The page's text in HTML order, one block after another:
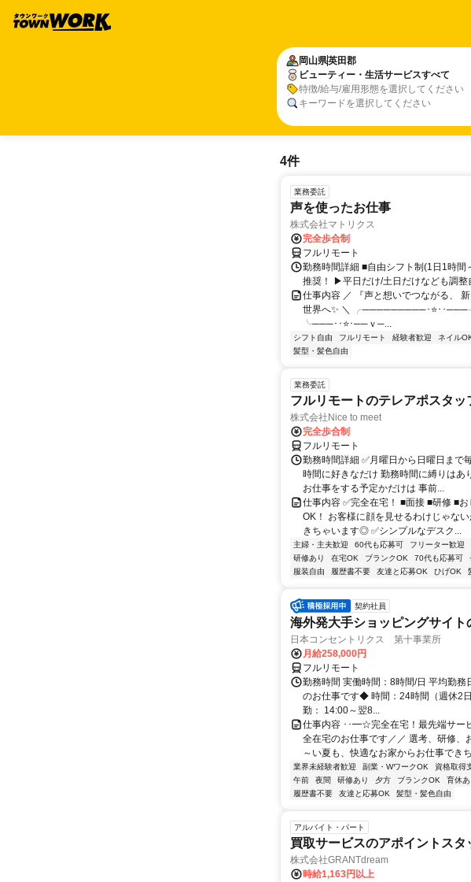
岡山県英田郡
ビューティー・生活サービスすべて
特徴/給与/雇用形態を選択してください
キーワードを選択してください
4件
業務委託
声を使ったお仕事
株式会社マトリクス
完全歩合制
フルリモート
勤務時間詳細 ■自由シフト制(1日1時
推奨！ ▶平日だけ/土日だけなども調
仕事内容 ／ 『声と想いでつながる、
世界へ✨ ＼ ╭─────────･⭐･･───╮
╰───･･⭐･──ｖ─...
シフト自由 フルリモート 経験者歓迎 ネイル
髪型・髪色自由
業務委託
フルリモートのテレアポスタッ
株式会社Nice to meet
完全歩合制
フルリモート
勤務時間詳細 ✅月曜日から日曜日まで
時間に好きなだけ 勤務時間に縛りはあ
お仕事をする予定かだけは 事前...
仕事内容 ✅完全在宅！ ■面接 ■研修 ■
OK！ お客様に顔を見せるわけじゃな
きちゃいます◎ ✅シンプルなデスク...
主婦・主夫歓迎 60代も応募可 フリーター歓迎
研修あり
在宅OK ブランクOK 70代も応募可
服装自由
履歴書不要 友達と応募OK ひげOK
契約社員
海外発大手ショッピングサイト
日本コンセントリクス 第十事業所
月給258,000円
フルリモート
勤務時間 実働時間：8時間/日 平均勤
のお仕事です◆ 時間：24時間（週休2
勤： 14:00～翌8...
仕事内容 ･･━☆完全在宅！最先端サー
全在宅のお仕事です／／ 選考、研修、
～い夏も、快適なお家からお仕事でき
業界未経験者歓迎 副業・WワークOK 資格取得
午前
夜間 研修あり 夕方 ブランクOK 育休あ
履歴書不要
友達と応募OK 髪型・髪色自由
アルバイト・パート
買取サービスのアポイントスタ
株式会社GRANTdream
時給1,163円以上